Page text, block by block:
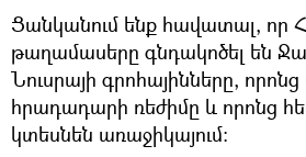
Ցանկանում ենք հավատալ, որ
թաղամասերը գնդակոծել են
Նուսրայի գրոհայինները,
հրադադարի ռեժիմը և որոնց
կտեսնեն առաջիկայում: